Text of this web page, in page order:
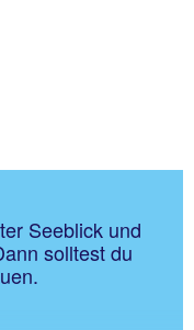
Seeblick und
solltest du